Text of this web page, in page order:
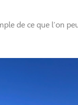
de ce que l’on